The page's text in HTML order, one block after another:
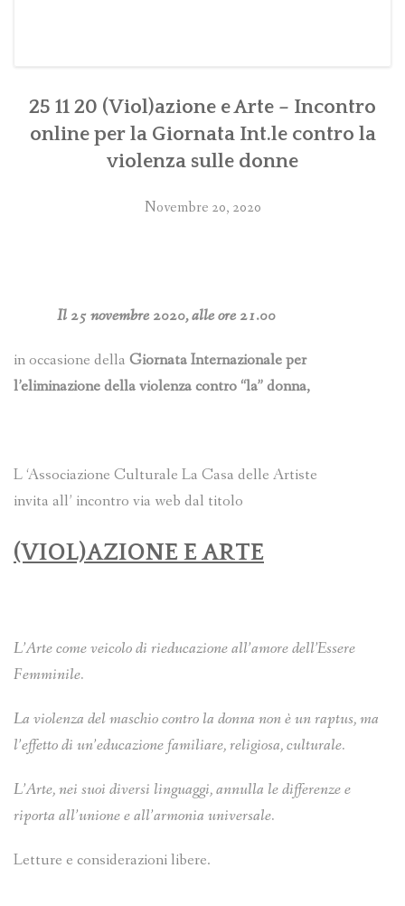
25 11 20 (Viol)azione e Arte – Incontro
online per la Giornata Int.le contro la
violenza sulle donne
Novembre 20, 2020
Il 25 novembre 2020, alle ore 21.00
in occasione della Giornata Internazionale per
l’eliminazione della violenza contro “la” donna,
L ‘Associazione Culturale La Casa delle Artiste
invita all’ incontro via web dal titolo
(VIOL)AZIONE E ARTE
L’Arte come veicolo di rieducazione all’amore dell’Essere
Femminile.
La violenza del maschio contro la donna non è un raptus, ma
l’effetto di un’educazione familiare, religiosa, culturale.
L’Arte, nei suoi diversi linguaggi, annulla le differenze e
riporta all’unione e all’armonia universale.
Letture e considerazioni libere.